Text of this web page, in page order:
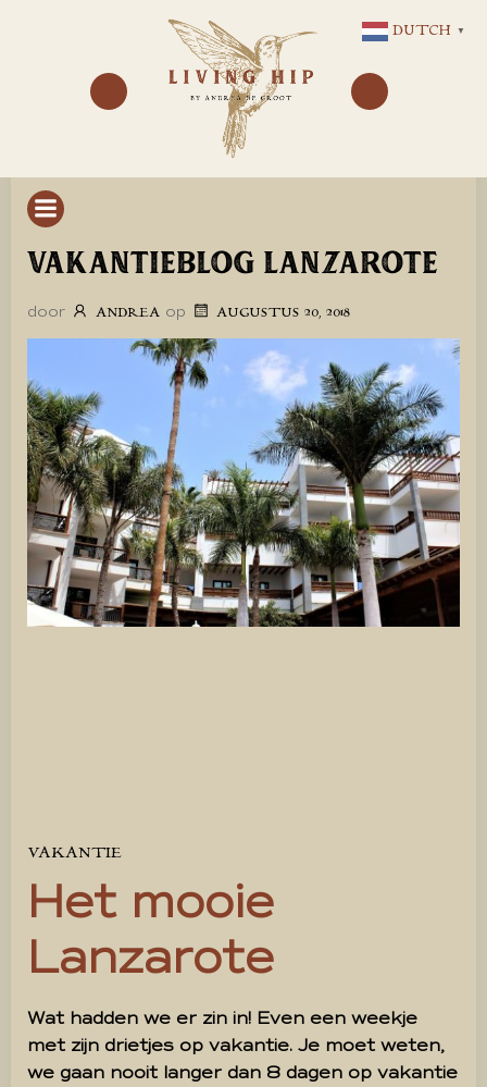
NAAR
DE
INHOUD
VAKANTIEBLOG LANZAROTE
door ANDREA op AUGUSTUS 20, 2018
VAKANTIE
Het mooie
Lanzarote
Wat hadden we er zin in! Even een weekje
met zijn drietjes op vakantie. Je moet weten,
we gaan nooit langer dan 8 dagen op vakantie
DUTCH ▼